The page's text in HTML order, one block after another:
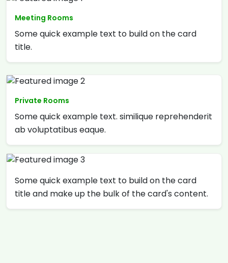
Meeting Rooms
Some quick example text to build on the card
title.
Private Rooms
Some quick example text. similique reprehenderit
ab voluptatibus eaque.
Some quick example text to build on the card
title and make up the bulk of the card's content.